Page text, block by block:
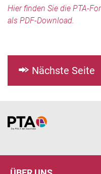
Hier finden Sie die PTA-
als PDF-Download.
Nächste Seite
Home